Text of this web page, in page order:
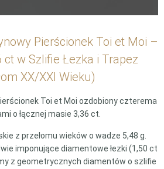
Pierścionek Toi et Moi –
ct w Szlifie Łezka i Trapez
XX/XXI Wieku)
Toi et Moi ozdobiony czterema
o łącznej masie 3,36 ct.
z przełomu wieków o wadze 5,48 g.
imponujące diamentowe łezki (1,50 ct
z geometrycznych diamentów o szlifie